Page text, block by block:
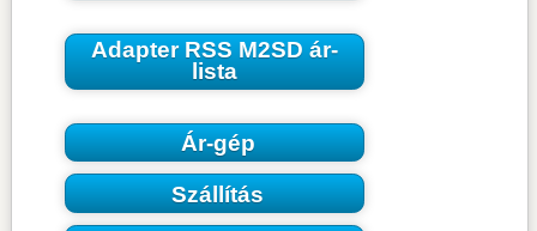
Adapter RSS M2SD ár-
lista
Ár-gép
Szállítás